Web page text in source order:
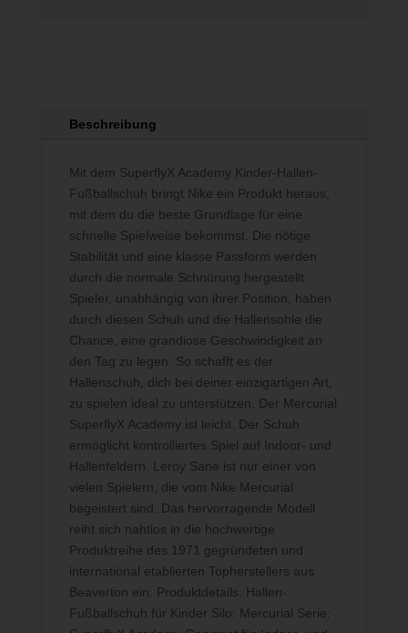
Beschreibung
Mit dem SuperflyX Academy Kinder-Hallen-
Fußballschuh bringt Nike ein Produkt heraus,
mit dem du die beste Grundlage für eine
schnelle Spielweise bekommst. Die nötige
Stabilität und eine klasse Passform werden
durch die normale Schnürung hergestellt.
Spieler, unabhängig von ihrer Position, haben
durch diesen Schuh und die Hallensohle die
Chance, eine grandiose Geschwindigkeit an
den Tag zu legen. So schafft es der
Hallenschuh, dich bei deiner einzigartigen Art,
zu spielen ideal zu unterstützen. Der Mercurial
SuperflyX Academy ist leicht. Der Schuh
ermöglicht kontrolliertes Spiel auf Indoor- und
Hallenfeldern. Leroy Sane ist nur einer von
vielen Spielern, die vom Nike Mercurial
begeistert sind. Das hervorragende Modell
reiht sich nahtlos in die hochwertige
Produktreihe des 1971 gegründeten und
international etablierten Topherstellers aus
Beaverton ein. Produktdetails: Hallen-
Fußballschuh für Kinder Silo: Mercurial Serie: